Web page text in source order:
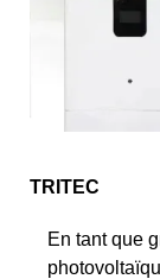
TRITEC
En tant que